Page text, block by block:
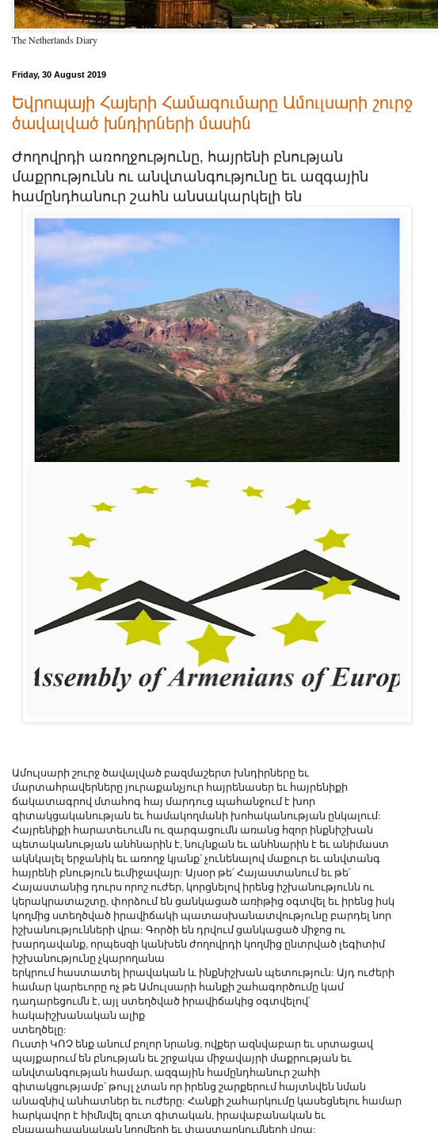
The Netherlands Diary
Friday, 30 August 2019
Եվրոպայի Հայերի Համագումարը Ամուլսարի շուրջ
ծավալված խնդիրների մասին
Ժողովրդի առողջությունը, հայրենի բնության
մաքրությունն ու անվտանգությունը եւ ազգային
համընդհանուր շահն անսակարկելի են
Ամուլսարի շուրջ ծավալված բազմաշերտ խնդիրները եւ
մարտահրավերները յուրաքանչյուր հայրենասեր եւ հայրենիքի
ճակատագրով մտահոգ հայ մարդուց պահանջում է խոր
գիտակցականության եւ համակողմանի խոհականության ընկալում:
Հայրենիքի հարատեւումն ու զարգացումն առանց հզոր ինքնիշխան
պետականության անհնարին է, նույնքան եւ անհնարին է եւ անիմաստ
ակնկալել երջանիկ եւ առողջ կյանք՝ չունենալով մաքուր եւ անվտանգ
հայրենի բնություն եւմիջավայր: Այսօր թե՛ Հայաստանում եւ թե՛
Հայաստանից դուրս որոշ ուժեր, կորցնելով իրենց իշխանությունն ու
կերակրատաշտը, փորձում են ցանկացած առիթից օգտվել եւ իրենց իսկ
կողմից ստեղծված իրավիճակի պատասխանատվությունը բարդել նոր
իշխանությունների վրա: Գործի են դրվում ցանկացած միջոց ու
խարդավանք, որպեսզի կանխեն ժողովրդի կողմից ընտրված լեգիտիմ
իշխանությունը չկարողանա
երկրում հաստատել իրավական և ինքնիշխան պետություն: Այդ ուժերի
համար կարեւորը ոչ թե Ամուլսարի հանքի շահագործումը կամ
դադարեցումն է, այլ ստեղծված իրավիճակից օգտվելով՝
հակաիշխանական ալիք
ստեղծելը:
Ուստի ԿՈՉ ենք անում բոլոր նրանց, ովքեր ազնվաբար եւ սրտացավ
պայքարում են բնության եւ շրջակա միջավայրի մաքրության եւ
անվտանգության համար, ազգային համընդհանուր շահի
գիտակցությամբ՝ թույլ չտան որ իրենց շարքերում հայտնվեն նման
անազնիվ անհատներ եւ ուժերը: Հանքի շահարկումը կասեցնելու համար
հարկավոր է հիմնվել զուտ գիտական, իրավաբանական եւ
բնապահպանական նորմերի եւ փաստարկումների վրա: